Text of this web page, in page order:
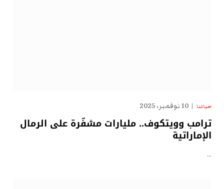
حياتنا 10 نوفمبر، 2025
ترامب وويتكوف.. مليارات مشفّرة على الرمال
الإماراتية
…